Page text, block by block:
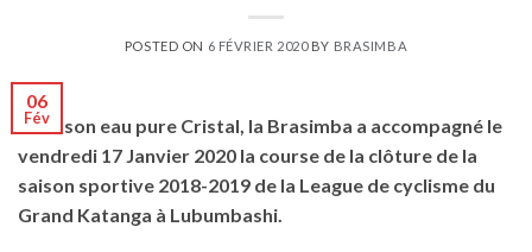
POSTED ON 6 FÉVRIER 2020 BY BRASIMBA
06
Fév
Avec son eau pure Cristal, la Brasimba a accompagné le
vendredi 17 Janvier 2020 la course de la clôture de la
saison sportive 2018-2019 de la League de cyclisme du
Grand Katanga à Lubumbashi.